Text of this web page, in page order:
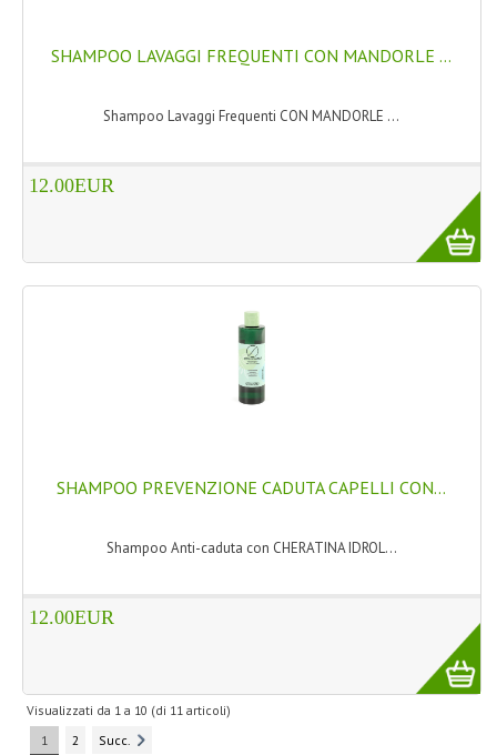
SHAMPOO LAVAGGI FREQUENTI CON MANDORLE ...
Shampoo Lavaggi Frequenti CON MANDORLE ...
12.00EUR
SHAMPOO PREVENZIONE CADUTA CAPELLI CON...
Shampoo Anti-caduta con CHERATINA IDROL...
12.00EUR
Visualizzati da 1 a 10 (di 11 articoli)
1
2 Succ.